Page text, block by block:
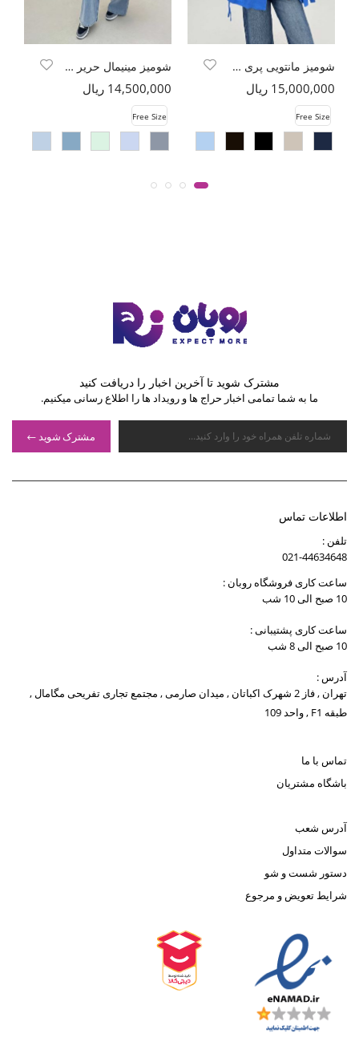
شومیز مانتویی پری سیلک پاپیون
15,000,000 ریال
Free Size
شومیز مینیمال حریر شیشه ای طرح محو
14,500,000 ریال
Free Size
مشترک شوید تا آخرین اخبار را دریافت کنید
ما به شما تمامی اخبار حراج ها و رویداد ها را اطلاع رسانی میکنیم.
مشترک شوید
اطلاعات تماس
تلفن :
021-44634648
ساعت کاری فروشگاه روبان :
10 صبح الی 10 شب
ساعت کاری پشتیبانی :
10 صبح الی 8 شب
آدرس :
تهران , فاز 2 شهرک اکباتان , میدان صارمی , مجتمع تجاری تفریحی مگامال ,
طبقه F1 , واحد 109
تماس با ما
باشگاه مشتریان
آدرس شعب
سوالات متداول
دستور شست و شو
شرایط تعویض و مرجوع